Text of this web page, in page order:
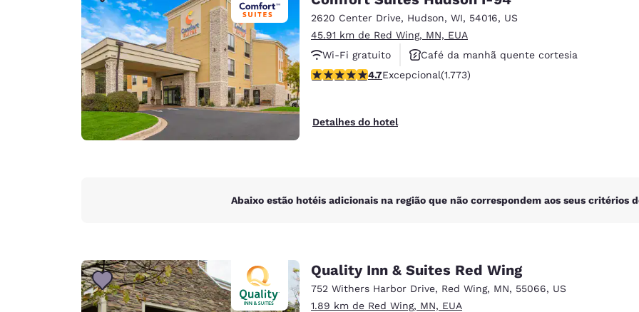
Español
Europa
Deutschland
Deutsch
Germany
English
Spain
United Kingdom
Australia
English
India
English
2620 Center Drive, Hudson, WI, 54016, US
45.91 km de Red Wing, MN, EUA
Wi-Fi gratuito
Café da manhã quente cortesia
Aceita animais de estimação
classificação 4.69 estrelas. Excepcional. 1773 avaliações
4.7Excepcional(1.773)
Detalhes do hotel
Abaixo estão hotéis adicionais na região que não correspondem aos seus critérios
Quality Inn & Suites Red Wing
752 Withers Harbor Drive, Red Wing, MN, 55066, US
1.89 km de Red Wing, MN, EUA